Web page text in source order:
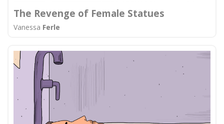
The Revenge of Female Statues
Vanessa Ferle